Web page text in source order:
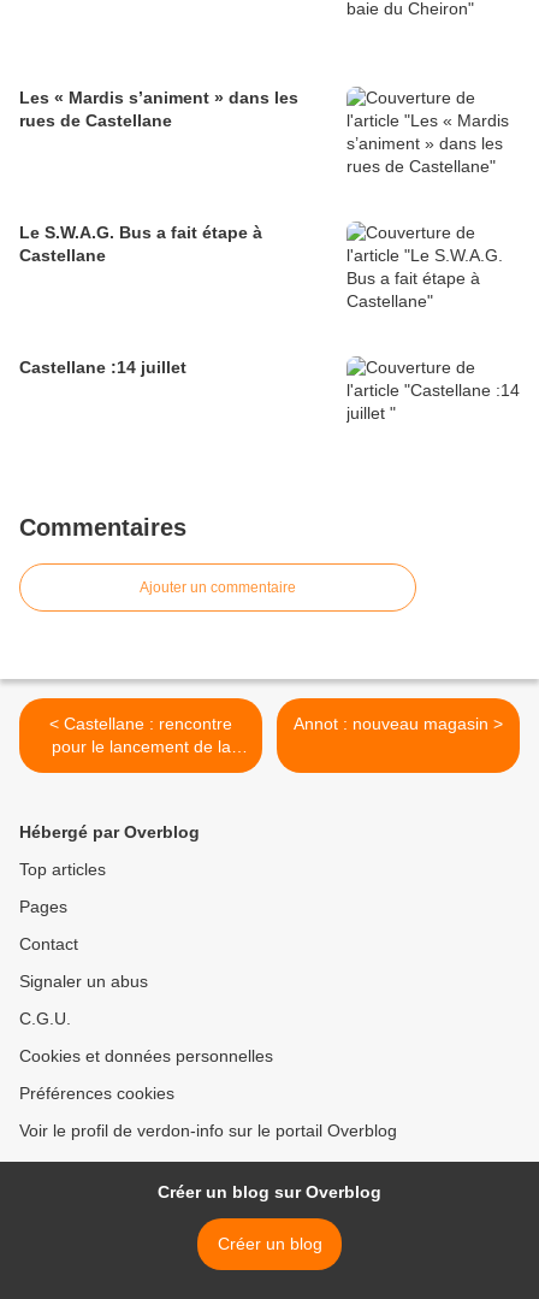
Les « Mardis s’animent » dans les
rues de Castellane
Le S.W.A.G. Bus a fait étape à
Castellane
Castellane :14 juillet
Commentaires
Ajouter un commentaire
< Castellane : rencontre
pour le lancement de la
souscription pour la
Annot : nouveau magasin >
Hébergé par Overblog
Top articles
Pages
Contact
Signaler un abus
C.G.U.
Cookies et données personnelles
Préférences cookies
Voir le profil de verdon-info sur le portail Overblog
Créer un blog sur Overblog
Créer un blog